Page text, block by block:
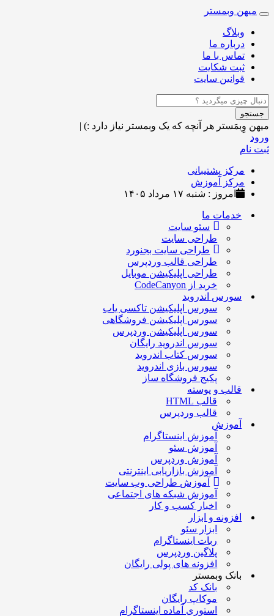
Toggle
navigation
میهن وبمستر
وبلاگ
درباره ما
تماس با ما
ثبت شکایت
قوانین سایت
جستجو
میهن وِبمَستر هر آنچه که یک وبمستر نیاز دارد :) |
ورود
ثبت نام
مرکز پشتیبانی
مرکز آموزش
امروز : شنبه ۱۷ مرداد ۱۴۰۵
خدمات ما
سئو سایت
طراحی سایت
طراحی سایت بجنورد
طراحی قالب وردپرس
طراحی اپلیکیشن موبایل
خرید از CodeCanyon
سورس اندروید
سورس اپلیکیشن تاکسی یاب
سورس اپلیکیشن فروشگاهی
سورس اپلیکیشن وردپرس
سورس اندروید رایگان
سورس کتاب اندروید
سورس بازی اندروید
پکیج فروشگاه ساز
قالب و پوسته
قالب HTML
قالب وردپرس
آموزش
آموزش اینستاگرام
آموزش سئو
آموزش وردپرس
آموزش بازاریابی اینترنتی
آموزش طراحی وب سایت
آموزش شبکه های اجتماعی
اخبار کسب و کار
افزونه و ابزار
ابزار سئو
ربات اینستاگرام
پلاگین وردپرس
افزونه های پولی رایگان
بانک وبمستر
بانک کد
موکاپ رایگان
استوری آماده اینستاگرام